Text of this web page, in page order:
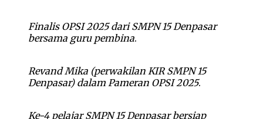
Finalis OPSI 2025 dari SMPN 15 Denpasar
bersama guru pembina.
Revand Mika (perwakilan KIR SMPN 15
Denpasar) dalam Pameran OPSI 2025.
Ke-4 pelajar SMPN 15 Denpasar bersiap